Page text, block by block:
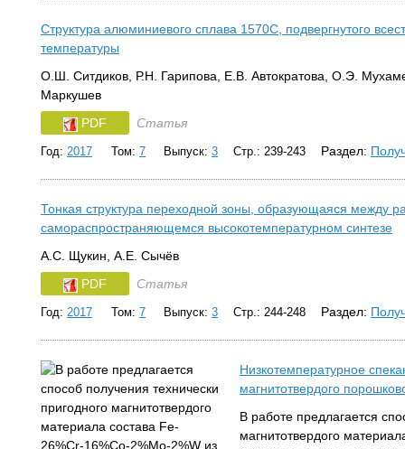
Структура алюминиевого сплава 1570С, подвергнутого
температуры
О.Ш. Ситдиков, Р.Н. Гарипова, Е.В. Автократова, О.Э.
Маркушев
PDF
Статья
Год: 2017 Том: 7 Выпуск: 3 Стр.: 239-243 Раздел:
Тонкая структура переходной зоны, образующаяся между
самораспространяющемся высокотемпературном синтезе
А.С. Щукин, А.Е. Сычёв
PDF
Статья
Год: 2017 Том: 7 Выпуск: 3 Стр.: 244-248 Раздел:
Низкотемпературное
магнитотвердого
В работе предлагается
магнитотвердого